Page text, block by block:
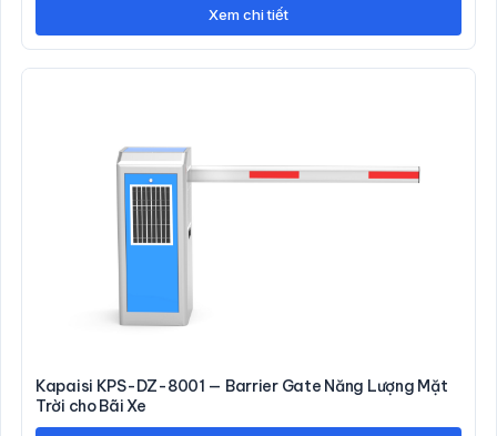
Xem chi tiết
Kapaisi KPS-DZ-8001 — Barrier Gate Năng Lượng Mặt
Trời cho Bãi Xe